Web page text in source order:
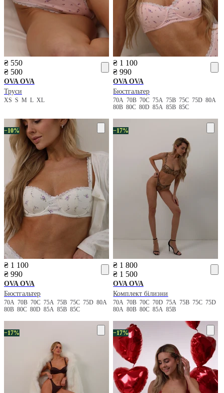
₴ 550
₴ 500
OVA OVA
Труси
XS S M L XL
₴ 1 100
₴ 990
OVA OVA
Бюстгальтер
70A70B70C75A75B75C75D80A
80B80C80D85A85B85C
−10%
₴ 1 100
₴ 990
OVA OVA
Бюстгальтер
70A 70B 70C 75A 75B 75C 75D 80A
80B 80C 80D 85A 85B 85C
−17%
₴ 1 800
₴ 1 500
OVA OVA
Комплект білизни
70A70B70C70D75A75B75C75D
80A80B80C85A85B
−17% −17%